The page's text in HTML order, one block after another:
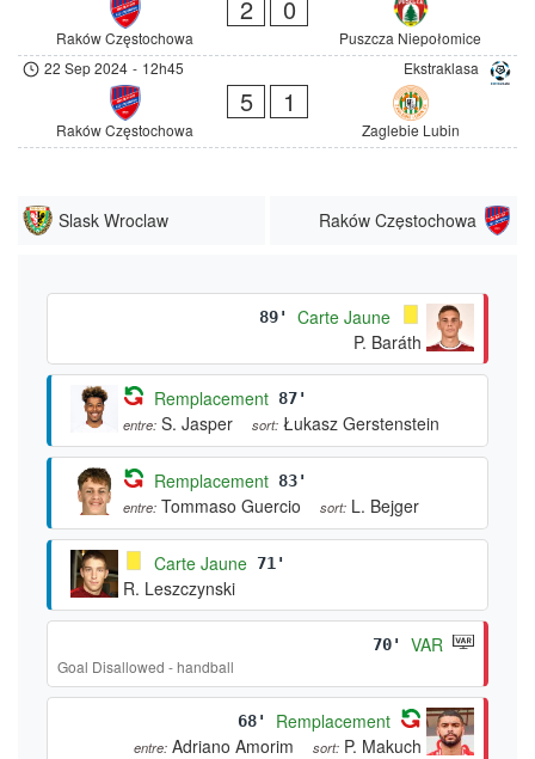
Raków Częstochowa
2 0
Puszcza Niepołomice
Ekstraklasa
22 Sep 2024 - 12h45
Raków Częstochowa
5 1
Zaglebie Lubin
Slask Wroclaw Raków Częstochowa
89'
Carte Jaune
P. Baráth
Remplacement 87'
entre: S. Jasper sort: Łukasz Gerstenstein
Remplacement 83'
entre: Tommaso Guercio sort: L. Bejger
Carte Jaune 71'
R. Leszczynski
70' VAR
Goal Disallowed - handball
68' Remplacement
entre: Adriano Amorim sort: P. Makuch